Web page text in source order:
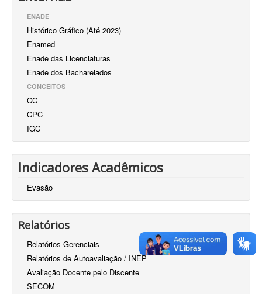
ENADE
Histórico Gráfico (Até 2023)
Enamed
Enade das Licenciaturas
Enade dos Bacharelados
CONCEITOS
CC
CPC
IGC
Indicadores Acadêmicos
Evasão
Relatórios
Relatórios Gerenciais
Relatórios de Autoavaliação / INEP
Avaliação Docente pelo Discente
SECOM